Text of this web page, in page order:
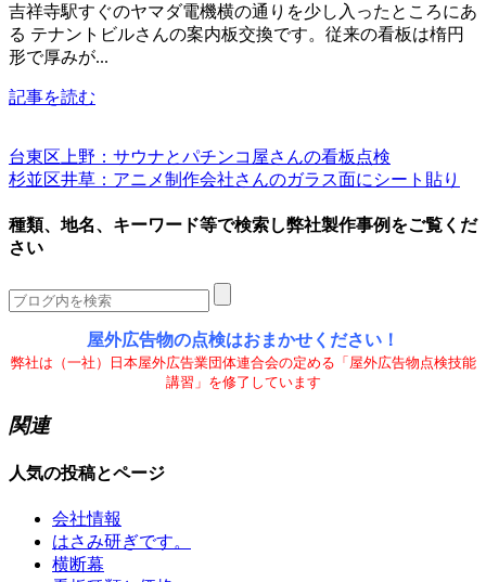
吉祥寺駅すぐのヤマダ電機横の通りを少し入ったところにあ
る テナントビルさんの案内板交換です。従来の看板は楕円
形で厚みが...
記事を読む
台東区上野：サウナとパチンコ屋さんの看板点検
杉並区井草：アニメ制作会社さんのガラス面にシート貼り
種類、地名、キーワード等で検索し弊社製作事例をご覧くだ
さい
屋外広告物の点検はおまかせください！
弊社は（一社）日本屋外広告業団体連合会の定める「屋外広告物点検技能
講習」を修了しています
関連
人気の投稿とページ
会社情報
はさみ研ぎです。
横断幕